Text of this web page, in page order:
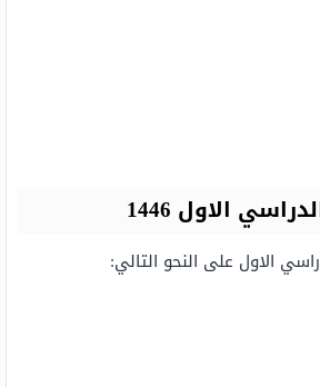
الاول 1446
الاول على النحو التالي: